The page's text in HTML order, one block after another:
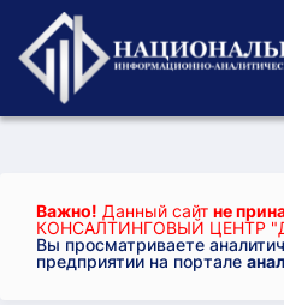
Важно! Данный сайт не
КОНСАЛТИНГОВЫЙ ЦЕНТР
Вы просматриваете
предприятии на портале